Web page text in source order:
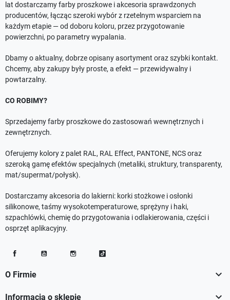
lat dostarczamy farby proszkowe i akcesoria sprawdzonych
producentów, łącząc szeroki wybór z rzetelnym wsparciem na
każdym etapie — od doboru koloru, przez przygotowanie
powierzchni, po parametry wypalania.
Dbamy o aktualny, dobrze opisany asortyment oraz szybki kontakt.
Chcemy, aby zakupy były proste, a efekt — przewidywalny i
powtarzalny.
CO ROBIMY?
Sprzedajemy farby proszkowe do zastosowań wewnętrznych i
zewnętrznych.
Oferujemy kolory z palet RAL, RAL Effect, PANTONE, NCS oraz
szeroką gamę efektów specjalnych (metaliki, struktury, transparenty,
mat/supermat/połysk).
Dostarczamy akcesoria do lakierni: korki stożkowe i osłonki
silikonowe, taśmy wysokotemperaturowe, sprężyny i haki,
szpachlówki, chemię do przygotowania i odlakierowania, części i
osprzęt aplikacyjny.
O Firmie 
Informacja o sklepie 